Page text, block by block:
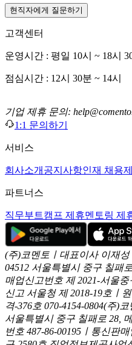
현직자에게 질문하기
고객센터
운영시간 : 평일 10시 ~ 18시
점심시간 : 12시 30분 ~ 14시
기업 제휴 문의:
1:1 문의하기
서비스
회사소개 공지사항인재 채용
파트너스
직무부트캠프 제휴멘토링 제
(주)코멘토ㅣ대표이사 이재성
04512 서울특별시 중구 칠패
매업신고번호 제 2021-서울
신고 서울청 제 2018-19호ㅣ
격-376호 070-4154-0804(주)코
서울특별시 중구 칠패로 28,
번호 487-86-00195ㅣ통신판